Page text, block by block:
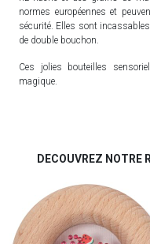
normes européennes et
sécurité. Elles sont
de double bouchon.
Ces jolies bouteilles
magique.
DECOUVREZ NOTRE